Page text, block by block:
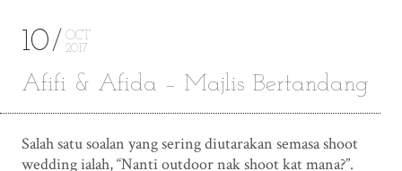
10
OCT
2017
Afifi & Afida – Majlis Bertandang
Salah satu soalan yang sering diutarakan semasa shoot
wedding ialah, “Nanti outdoor nak shoot kat mana?”.